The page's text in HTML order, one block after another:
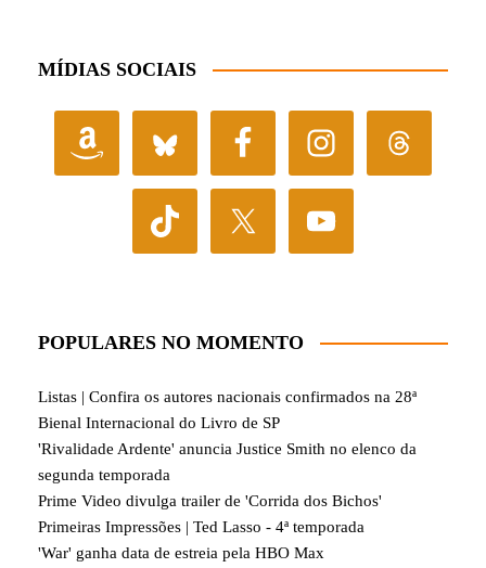
MÍDIAS SOCIAIS
POPULARES NO MOMENTO
Listas | Confira os autores nacionais confirmados na 28ª
Bienal Internacional do Livro de SP
'Rivalidade Ardente' anuncia Justice Smith no elenco da
segunda temporada
Prime Video divulga trailer de 'Corrida dos Bichos'
Primeiras Impressões | Ted Lasso - 4ª temporada
'War' ganha data de estreia pela HBO Max